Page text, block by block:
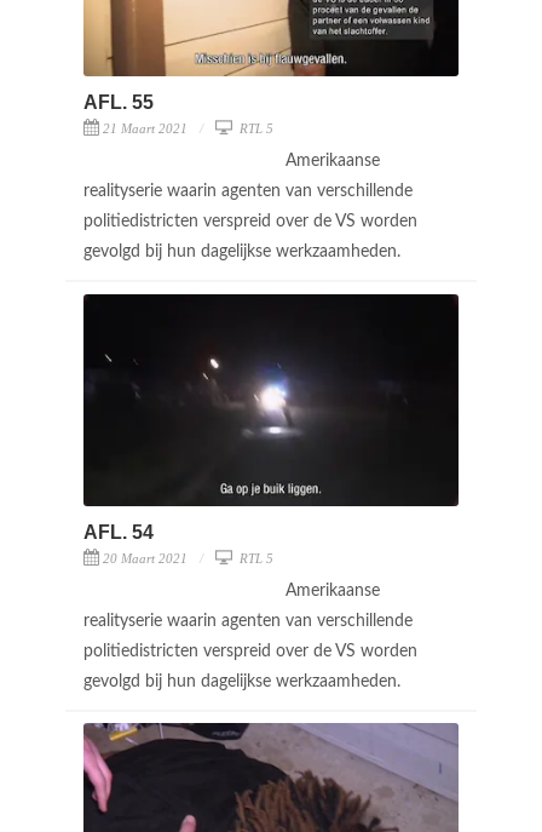
AFL. 55
21 Maart 2021 RTL 5
Amerikaanse
realityserie waarin agenten van verschillende
politiedistricten verspreid over de VS worden
gevolgd bij hun dagelijkse werkzaamheden.
AFL. 54
20 Maart 2021 RTL 5
Amerikaanse
realityserie waarin agenten van verschillende
politiedistricten verspreid over de VS worden
gevolgd bij hun dagelijkse werkzaamheden.